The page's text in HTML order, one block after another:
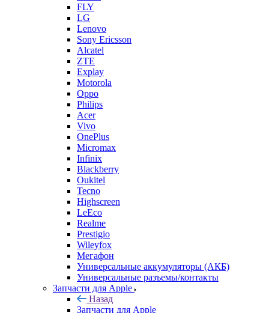
FLY
LG
Lenovo
Sony Ericsson
Alcatel
ZTE
Explay
Motorola
Oppo
Philips
Acer
Vivo
OnePlus
Micromax
Infinix
Blackberry
Oukitel
Tecno
Highscreen
LeEco
Realme
Prestigio
Wileyfox
Мегафон
Универсальные аккумуляторы (АКБ)
Универсальные разъемы/контакты
Запчасти для Apple
Назад
Запчасти для Apple